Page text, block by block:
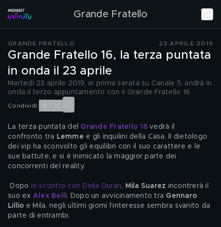
Grande Fratello
GRANDE FRATELLO 23 APRILE 2019
Grande Fratello 16, la terza puntata
in onda il 23 aprile
Martedì 23 aprile 2019, in prima serata su Canale 5, andrà in
onda il terzo appuntamento con il Grande Fratello 16
Condividi:
La terza puntata del Grande Fratello 16 vedrà il
confronto tra Lemme e gli inquilini della Casa. Il dietologo
dei vip ha sconvolto gli equilibri con il suo carattere e le
sue battute, e si è inimicato la maggior parte dei
concorrenti del reality.
Dopo lo scontro con Delia Duran, Mila Suarez incontrerà il
suo ex Alex Belli. Dopo un avvicinamento tra Gennaro
Lillio e Mila, negli ultimi giorni l'interesse sembra svanito da
parte di entrambi.